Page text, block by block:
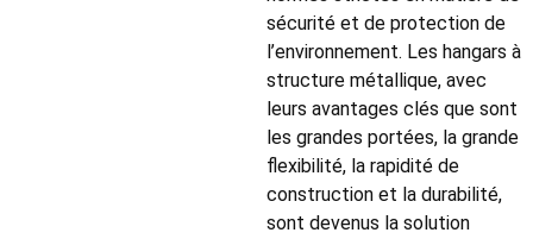
sécurité et de protection de
l’environnement. Les hangars à
structure métallique, avec
leurs avantages clés que sont
les grandes portées, la grande
flexibilité, la rapidité de
construction et la durabilité,
sont devenus la solution